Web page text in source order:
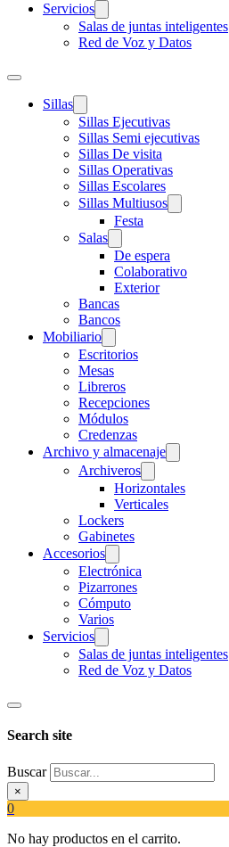
Servicios
Salas de juntas inteligentes
Red de Voz y Datos
Sillas
Sillas Ejecutivas
Sillas Semi ejecutivas
Sillas De visita
Sillas Operativas
Sillas Escolares
Sillas Multiusos
Festa
Salas
De espera
Colaborativo
Exterior
Bancas
Bancos
Mobiliario
Escritorios
Mesas
Libreros
Recepciones
Módulos
Credenzas
Archivo y almacenaje
Archiveros
Horizontales
Verticales
Lockers
Gabinetes
Accesorios
Electrónica
Pizarrones
Cómputo
Varios
Servicios
Salas de juntas inteligentes
Red de Voz y Datos
Search site
Buscar
×
0
No hay productos en el carrito.